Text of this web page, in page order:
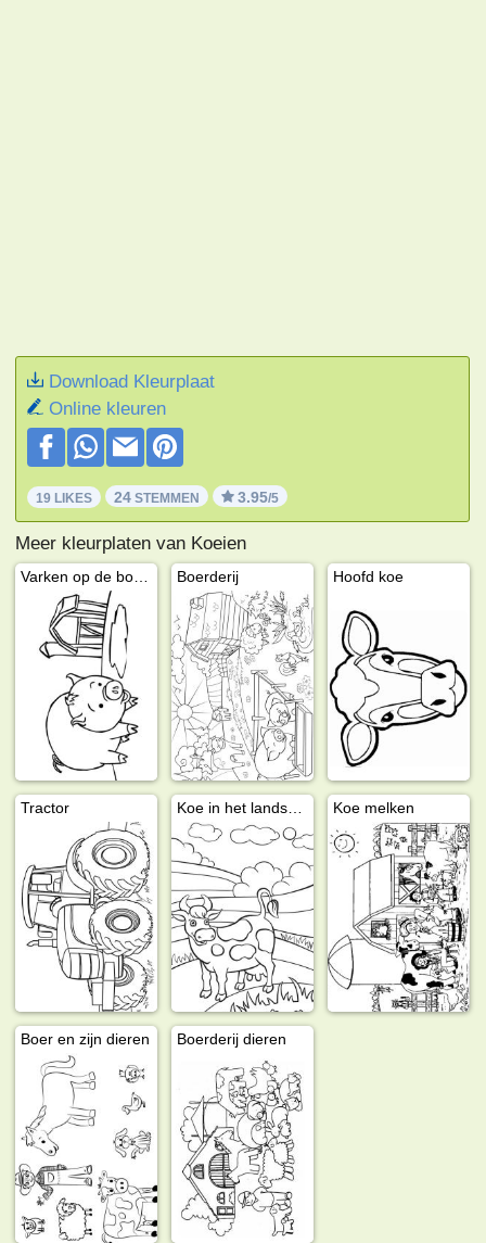
Download Kleurplaat
Online kleuren
19 LIKES 24 STEMMEN 3.95/5
Meer kleurplaten van Koeien
Boerderij Hoofd koe
Tractor Koe melken
Boer en zijn dieren Boerderij dieren